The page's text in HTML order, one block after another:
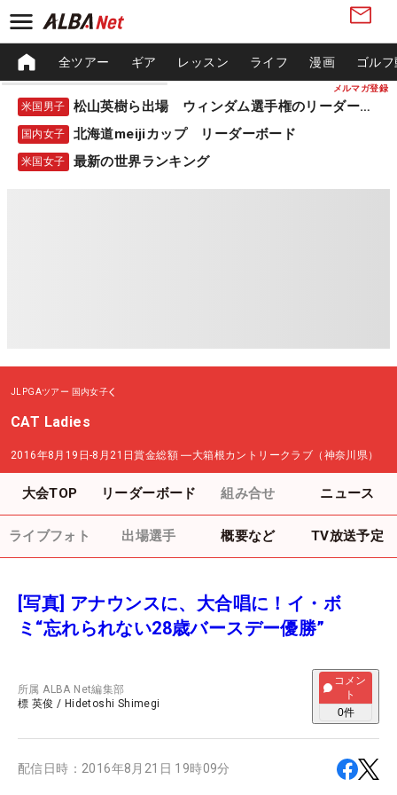
メルマガ登録
全ツアー ギア レッスン ライフ 漫画 ゴル
米国男子 松山英樹ら出場 ウィンダム選手権のリーダーボード
国内女子 北海道meijiカップ リーダーボード
米国女子 最新の世界ランキング
JLPGAツアー 国内女子
CAT Ladies
2016年8月19日-8月21日賞金総額 ―大箱根カントリークラブ（神奈川県）
大会TOP リーダーボード 組み合せ ニュース
ライブフォト 出場選手 概要など TV放送予定
[写真] アナウンスに、大合唱に！イ・ボ
ミ“忘れられない28歳バースデー優勝”
所属ALBA Net編集部
標 英俊 / Hidetoshi Shimegi
コメン
ト
0件
配信日時： 2016年8月21日 19時09分